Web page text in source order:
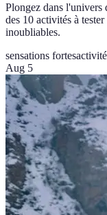
Plongez dans l'univers
des 10 activités à
inoubliables.
sensations fortes
Aug 5